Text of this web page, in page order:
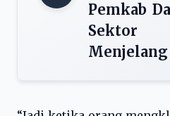
Pemkab
Sektor